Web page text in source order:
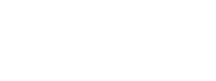
dos dois mundos: ambiente de compra
as vantagens de cada um, valoriza a experiência
cabe pensar em estratégias para
ou no digital.
da Renner são constantemente